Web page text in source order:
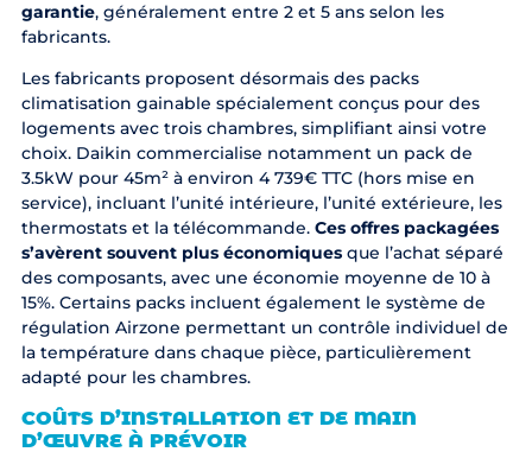
garantie, généralement entre 2 et 5 ans selon les
fabricants.
Les fabricants proposent désormais des packs
climatisation gainable spécialement conçus pour des
logements avec trois chambres, simplifiant ainsi votre
choix. Daikin commercialise notamment un pack de
3.5kW pour 45m² à environ 4 739€ TTC (hors mise en
service), incluant l’unité intérieure, l’unité extérieure, les
thermostats et la télécommande. Ces offres packagées
s’avèrent souvent plus économiquesque l’achat séparé
des composants, avec une économie moyenne de 10 à
15%. Certains packs incluent également le système de
régulation Airzone permettant un contrôle individuel de
la température dans chaque pièce, particulièrement
adapté pour les chambres.
COÛTS D’INSTALLATION ET DE MAIN
D’ŒUVRE À PRÉVOIR